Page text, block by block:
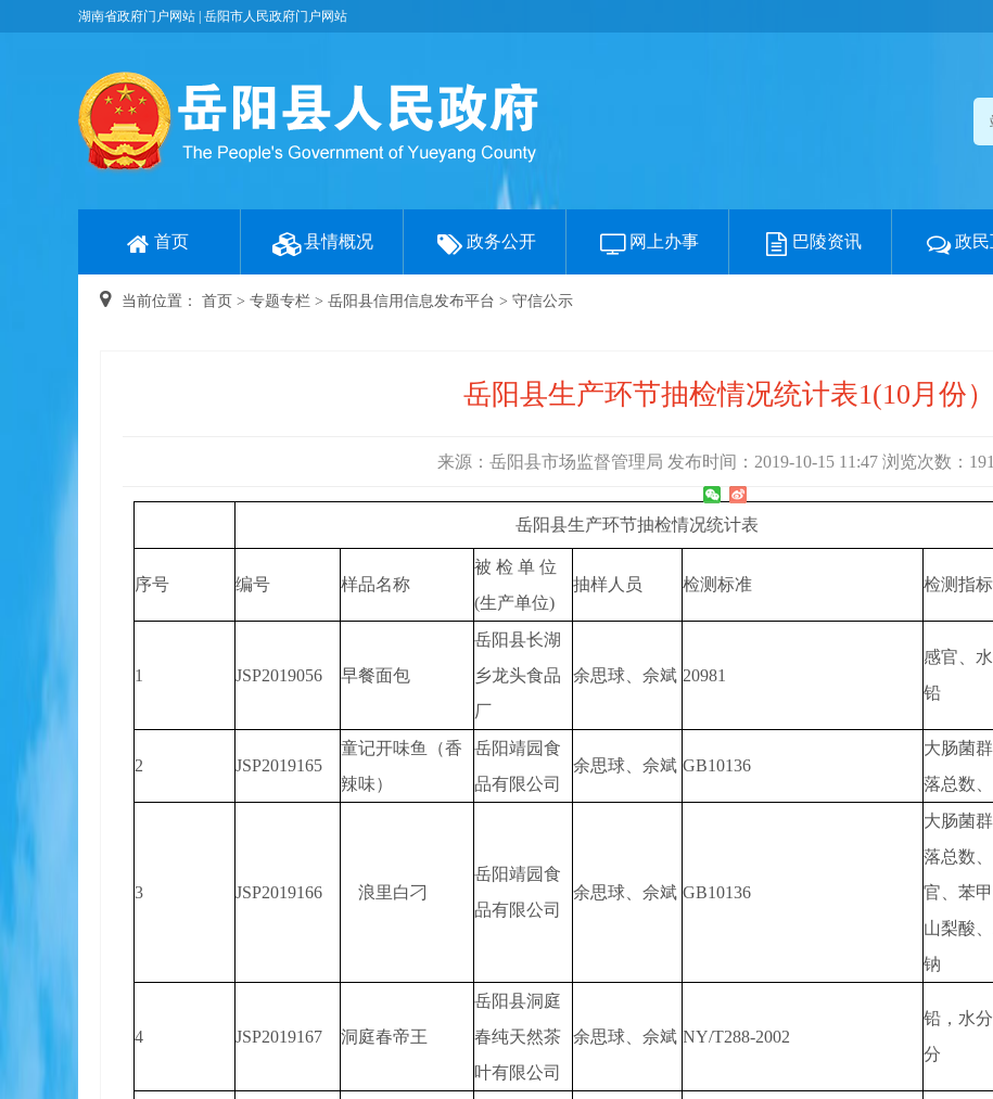
湖南省政府门户网站 岳阳市人民政府门户网站
首页 县情概况 政务公开 网上办事 巴陵资讯 政民
当前位置： 首页 > 专题专栏 > 岳阳县信用信息发布平台 > 守信公示
岳阳县生产环节抽检情况统计表1(10月份）
来源：岳阳县市场监督管理局 发布时间：2019-10-15 11:47 浏览次数：
岳阳县生产环节抽检情况统计表
序号 编号 样品名称
被 检 单 位
(生产单位)
抽样人员 检测标准 检测指标
1 JSP2019056 早餐面包
岳阳县长湖
乡龙头食品
厂
余思球、佘斌 20981
感官、水
铅
2 JSP2019165
童记开味鱼（香
辣味）
岳阳靖园食
品有限公司
余思球、佘斌 GB10136
大肠菌
落总数
3 JSP2019166 浪里白刁
岳阳靖园食
品有限公司
余思球、佘斌 GB10136
大肠菌
落总数
官、苯甲
山梨酸
钠
4 JSP2019167 洞庭春帝王
岳阳县洞庭
春纯天然茶
叶有限公司
余思球、佘斌 NY/T288-2002
铅，水
分